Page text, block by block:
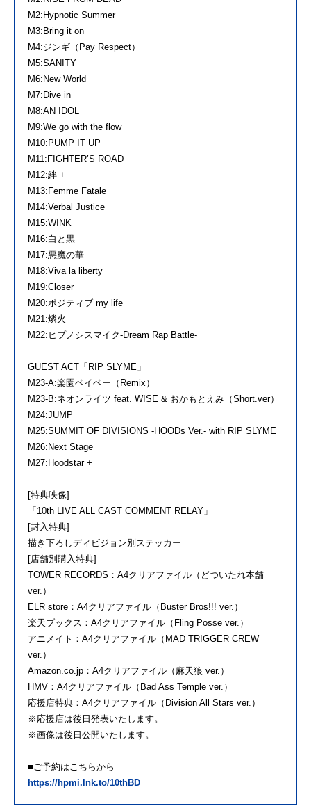
M2:Hypnotic Summer
M3:Bring it on
M4:ジンギ（Pay Respect）
M5:SANITY
M6:New World
M7:Dive in
M8:AN IDOL
M9:We go with the flow
M10:PUMP IT UP
M11:FIGHTER’S ROAD
M12:絆 +
M13:Femme Fatale
M14:Verbal Justice
M15:WINK
M16:白と黒
M17:悪魔の華
M18:Viva la liberty
M19:Closer
M20:ポジティブ my life
M21:燐火
M22:ヒプノシスマイク-Dream Rap Battle-
GUEST ACT「RIP SLYME」
M23-A:楽園ベイベー（Remix）
M23-B:ネオンライツ feat. WISE & おかもとえみ（Short.ver）
M24:JUMP
M25:SUMMIT OF DIVISIONS -HOODs Ver.- with RIP SLYME
M26:Next Stage
M27:Hoodstar +
[特典映像]
「10th LIVE ALL CAST COMMENT RELAY」
[封入特典]
描き下ろしディビジョン別ステッカー
[店舗別購入特典]
TOWER RECORDS：A4クリアファイル（どついたれ本舗
ver.）
ELR store：A4クリアファイル（Buster Bros!!! ver.）
楽天ブックス：A4クリアファイル（Fling Posse ver.）
アニメイト：A4クリアファイル（MAD TRIGGER CREW
ver.）
Amazon.co.jp：A4クリアファイル（麻天狼 ver.）
HMV：A4クリアファイル（Bad Ass Temple ver.）
応援店特典：A4クリアファイル（Division All Stars ver.）
※応援店は後日発表いたします。
※画像は後日公開いたします。
■ご予約はこちらから
https://hpmi.lnk.to/10thBD